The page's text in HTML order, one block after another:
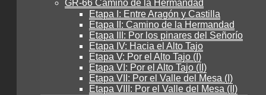
GR-66 Camino de la Hermandad
Etapa I: Entre Aragón y Castilla
Etapa II: Camino de la Hermandad
Etapa III: Por los pinares del Señorío
Etapa IV: Hacia el Alto Tajo
Etapa V: Por el Alto Tajo (I)
Etapa VI: Por el Alto Tajo (II)
Etapa VII: Por el Valle del Mesa (I)
Etapa VIII: Por el Valle del Mesa (II)